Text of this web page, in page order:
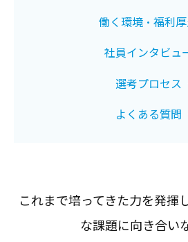
働く環境・福利
社員インタビュ
選考プロセス
よくある質問
これまで培ってきた力を発揮
な課題に向き合い